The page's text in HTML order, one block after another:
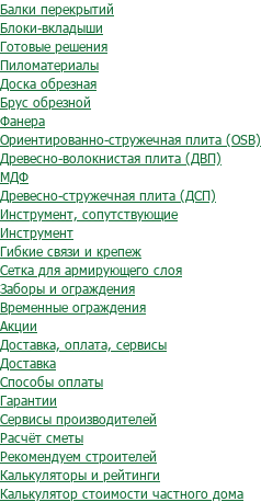
Балки перекрытий
Блоки-вкладыши
Готовые решения
Пиломатериалы
Доска обрезная
Брус обрезной
Фанера
Ориентированно-стружечная плита (OSB)
Древесно-волокнистая плита (ДВП)
МДФ
Древесно-стружечная плита (ДСП)
Инструмент, сопутствующие
Инструмент
Гибкие связи и крепеж
Сетка для армирующего слоя
Заборы и ограждения
Временные ограждения
Акции
Доставка, оплата, сервисы
Доставка
Способы оплаты
Гарантии
Сервисы производителей
Расчёт сметы
Рекомендуем строителей
Калькуляторы и рейтинги
Калькулятор стоимости частного дома